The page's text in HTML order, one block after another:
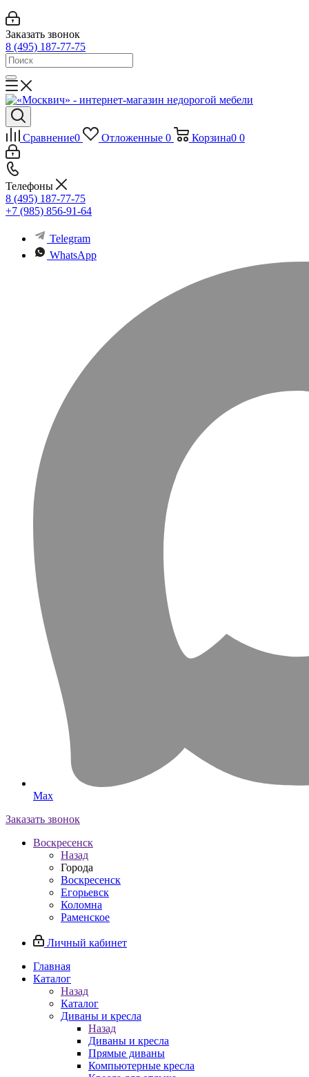
Заказать звонок
8 (495) 187-77-75
Сравнение0 Отложенные 0 Корзина0 0
Телефоны
8 (495) 187-77-75
+7 (985) 856-91-64
Telegram
WhatsApp
Max
Заказать звонок
Воскресенск
Назад
Города
Воскресенск
Егорьевск
Коломна
Раменское
Личный кабинет
Главная
Каталог
Назад
Каталог
Диваны и кресла
Назад
Диваны и кресла
Прямые диваны
Компьютерные кресла